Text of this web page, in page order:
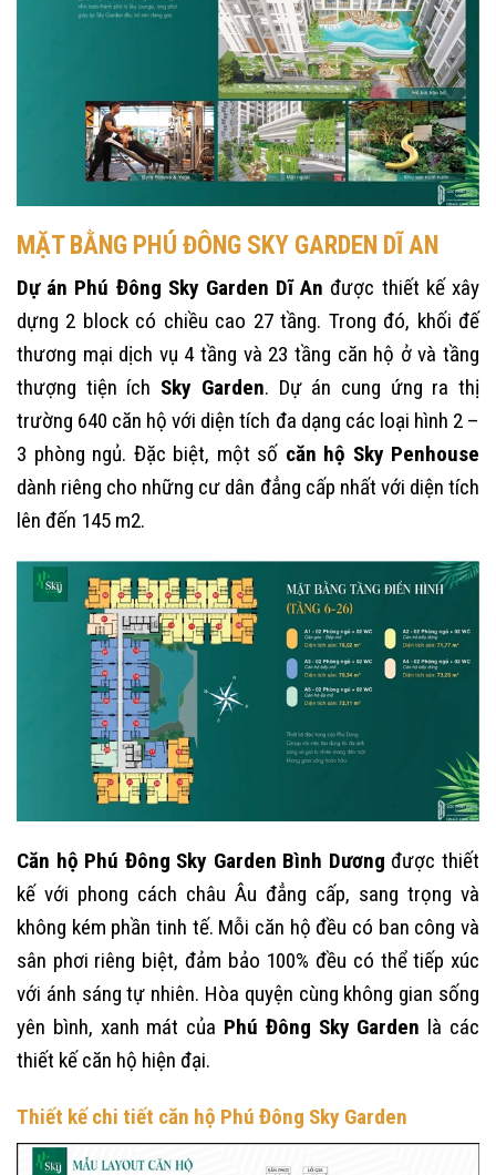
MẶT BẰNG PHÚ ĐÔNG SKY GARDEN DĨ AN
Dự án Phú Đông Sky Garden Dĩ An được thiết kế xây
dựng 2 block có chiều cao 27 tầng. Trong đó, khối đế
thương mại dịch vụ 4 tầng và 23 tầng căn hộ ở và tầng
thượng tiện ích Sky Garden. Dự án cung ứng ra thị
trường 640 căn hộ với diện tích đa dạng các loại hình 2 –
3 phòng ngủ. Đặc biệt, một số căn hộ Sky Penhouse
dành riêng cho những cư dân đẳng cấp nhất với diện tích
lên đến 145 m2.
Căn hộ Phú Đông Sky Garden Bình Dương được thiết
kế với phong cách châu Âu đẳng cấp, sang trọng và
không kém phần tinh tế. Mỗi căn hộ đều có ban công và
sân phơi riêng biệt, đảm bảo 100% đều có thể tiếp xúc
với ánh sáng tự nhiên. Hòa quyện cùng không gian sống
yên bình, xanh mát của Phú Đông Sky Garden là các
thiết kế căn hộ hiện đại.
Thiết kế chi tiết căn hộ Phú Đông Sky Garden